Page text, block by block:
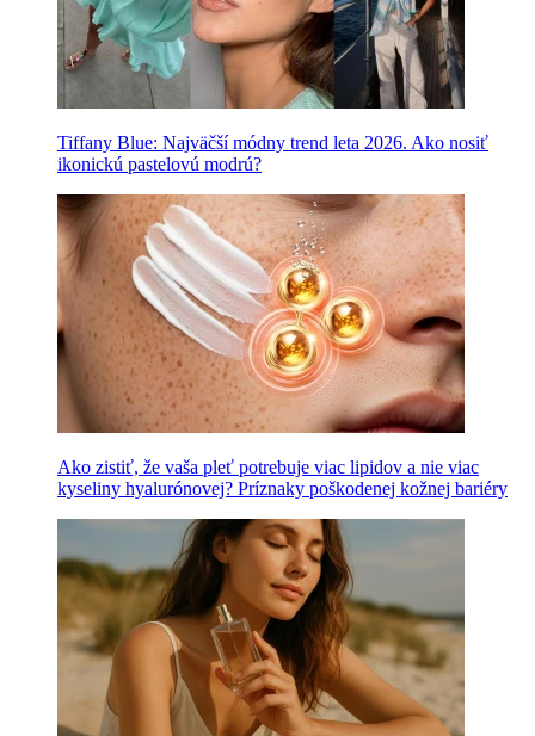
Tiffany Blue: Najväčší módny trend leta 2026. Ako nosiť
ikonickú pastelovú modrú?
Ako zistiť, že vaša pleť potrebuje viac lipidov a nie viac
kyseliny hyalurónovej? Príznaky poškodenej kožnej bariéry